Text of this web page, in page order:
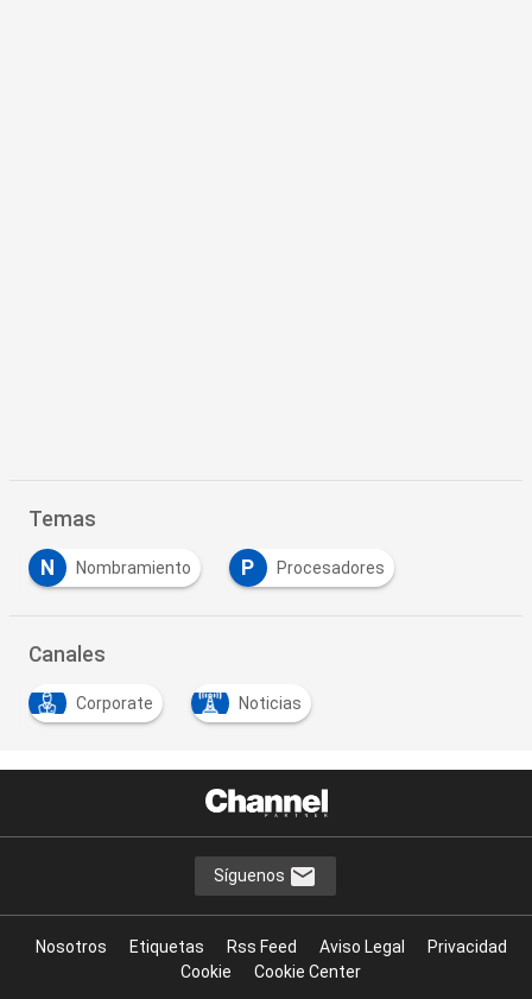
Temas
N Nombramiento P Procesadores
Canales
Corporate Noticias
Síguenos
Nosotros Etiquetas Rss Feed Aviso Legal
Privacidad
Cookie
Cookie Center